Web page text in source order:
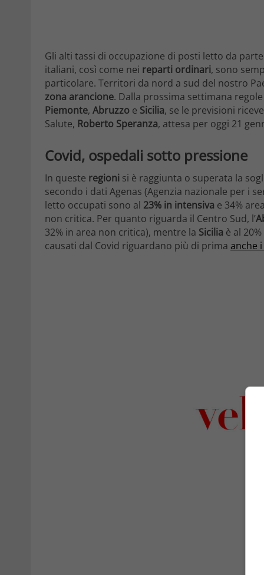
Gli alti tassi di occupazione di posti letto da
italiani, così come nei reparti ordinari, sono
particolare. Territori da nord a sud del nostro
zona arancione. Dalla prossima settimana
Piemonte, Abruzzo e Sicilia, se le previsioni
Salute, Roberto Speranza, attesa per oggi 21
Covid, ospedali sotto pressione
In queste regioni si è raggiunta o superata la
secondo i dati Agenas (Agenzia nazionale per i
letto occupati sono al 23% in intensiva e 34%
non critica. Per quanto riguarda il Centro Sud, l’
32% in area non critica), mentre la Sicilia è al
causati dal Covid riguardano più di prima anche